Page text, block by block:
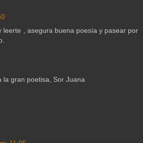
leerte , asegura buena poesía y pasear por
la gran poetisa, Sor Juana